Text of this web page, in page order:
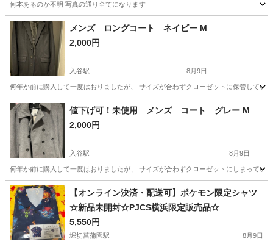
何本あるのか不明 写真の通り全てになります
東京 羽村市 小作駅 小物 通り
メンズ ロングコート ネイビー M
2,000円
入谷駅 8月9日
何年か前に購入して一度はおりましたが、 サイズが合わずクローゼットに保管して
東京 台東区 入谷駅 服/ファッション ネイビー
値下げ可！未使用 メンズ コート グレー M
2,000円
入谷駅 8月9日
何年か前に購入して一度はおりましたが、 サイズが合わずクローゼットにしまってい
東京 台東区 入谷駅 コート クローゼット
【オンライン決済・配送可】ポケモン限定シャツ
☆新品未開封☆PJCS横浜限定販売品☆
5,550円
堀切菖蒲園駅 8月9日